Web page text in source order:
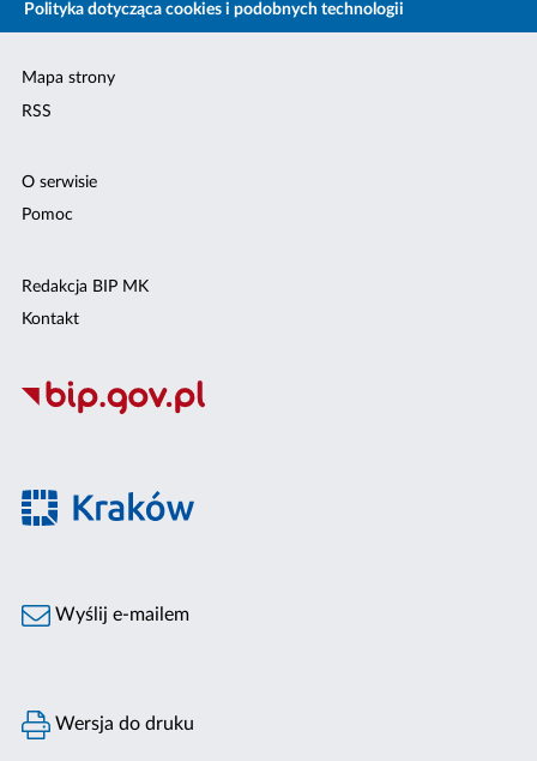
Polityka dotycząca cookies i podobnych technologii
Mapa strony
RSS
O serwisie
Pomoc
Redakcja BIP MK
Kontakt
Wyślij e-mailem
Wersja do druku